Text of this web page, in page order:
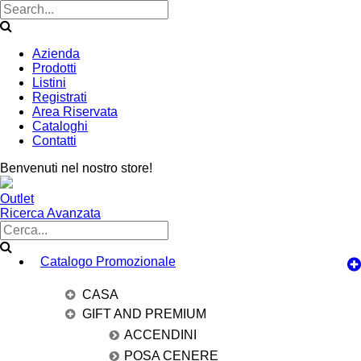
Azienda
Prodotti
Listini
Registrati
Area Riservata
Cataloghi
Contatti
Benvenuti nel nostro store!
Outlet
Ricerca Avanzata
Catalogo Promozionale
CASA
GIFT AND PREMIUM
ACCENDINI
POSA CENERE